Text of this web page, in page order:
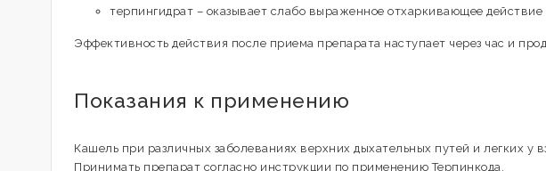
терпингидрат – оказывает слабо выраженное отхаркивающее
Эффективность действия после приема препарата наступает через час и
Показания к применению
Кашель при различных заболеваниях верхних дыхательных путей и легких у
Принимать препарат согласно инструкции по применению Терпинкода.